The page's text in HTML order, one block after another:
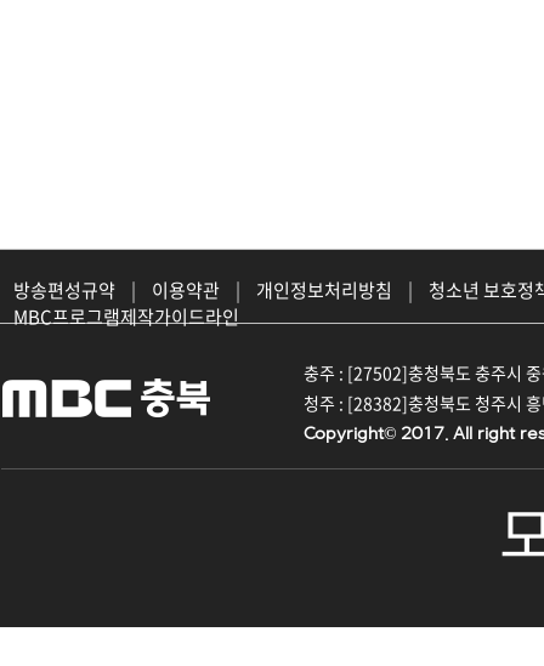
방송편성규약 | 이용약관 | 개인정보처리방침 |
청소년 보호정
MBC프로그램제작가이드라인
충주 : [27502]충청북도 충주시
청주 : [28382]충청북도 청주시
Copyright© 2017. All right